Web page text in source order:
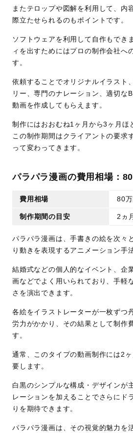
またテロップや図解を利用して、内
際立たせられるのもポイントです。
ソフトウェアを利用して自作もでき
ィを出すためにはプロの制作会社へ
す。
依頼することでオリジナルイラスト
リー、専門のナレーション、適切な
動画を作成してもらえます。
制作にはおおむね1ヶ月から3ヶ月ほ
この制作期間はクライアントの要求
って変わってきます。
パラパラ漫画の費用相場：
費用相場 80
制作期間の目安 2ヵ
パラパラ漫画は、手書きの絵を次々
り動きを表現するアニメーション手
結婚式などの個人的なイベント、企
画などでよく用いられており、手軽
さを演出できます。
各絵をイラストレーターが一枚ずつ
労力がかかり、その結果として制作
す。
通常、このタイプの動画制作には2
要します。
白黒のシンプルな構成・デザインが
レーションを加えることでさらにド
りを期待できます。
パラパラ漫画は、その視覚的魅力を